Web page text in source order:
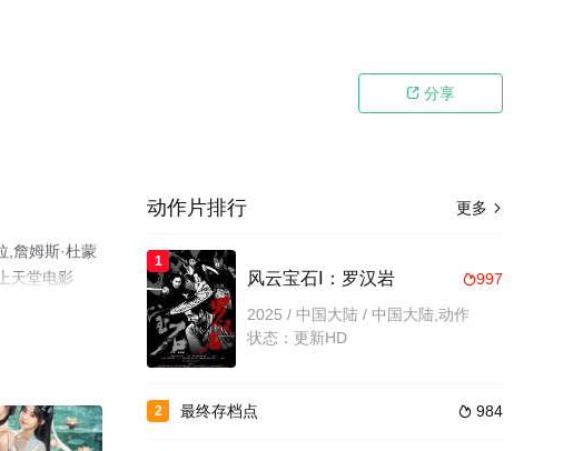
 分享
,詹姆斯·杜蒙
天堂电影
更多 
动作片排行
1
997
风云宝石Ⅰ：罗汉岩
2025 / 中国大陆 / 中国大陆,动作
状态：更新HD
2  984
最终存档点